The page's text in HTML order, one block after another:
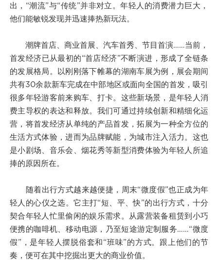
出，“潮流”与“传统”并非对立。年轻人的消费潜力巨大，
他们能敏锐发现并迅速捧热新玩法。
潮牌首店、商业首展、汽车首秀、节目首演……当前，
首发经济已从最初的“首店经济”不断演进，形成了全链条
的发展格局。以刚刚落下帷幕的湖南车展为例，展会期间
共有30余款新车完成在中部地区或面向全国的首发，吸引
很多年轻游客前来购车、打卡。这些新场景，是年轻人消
费主导权的表达和释放。我们可通过持续创新和精细化运
营，将首发经济从单纯的产品首发，拓展为一种全方位的
生活方式体验，进而为品牌赋能，为城市注入活力。这也
是小剧场、音乐会、烟花秀等新型消费体验为年轻人所追
捧的原因所在。
随着出行方式越来越便捷，周末“微度假”也正成为年
轻人的心仪之选。它主打“短、平、快”的出行方式，十分
契合年轻人忙里偷闲的娱乐需求。从露营装备租赁到小巧
便携的咖啡机、移动电源，乃至短途游定制服务……“微度
假”，是年轻人摆脱俗套和“班味”的方式。跟上他们的节
奏，便可在其中挖掘出更大的商业价值。